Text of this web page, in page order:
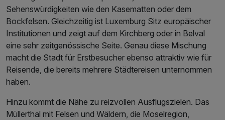
Sehenswürdigkeiten wie den Kasematten oder dem
Bockfelsen. Gleichzeitig ist Luxemburg Sitz europäischer
Institutionen und zeigt auf dem Kirchberg oder in Belval
eine sehr zeitgenössische Seite. Genau diese Mischung
macht die Stadt für Erstbesucher ebenso attraktiv wie für
Reisende, die bereits mehrere Städtereisen unternommen
haben.
Hinzu kommt die Nähe zu reizvollen Ausflugszielen. Das
Müllerthal mit Felsen und Wäldern, die Moselregion,